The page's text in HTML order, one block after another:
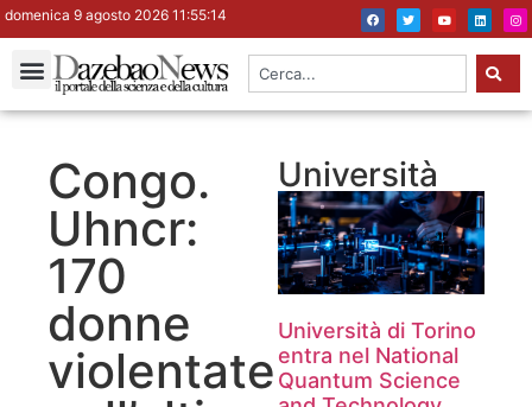
domenica 9 agosto 2026 11:55:15
Congo.
Uhncr:
170
donne
violentate
Università
Università di Torino
entra nel National
Quantum Science